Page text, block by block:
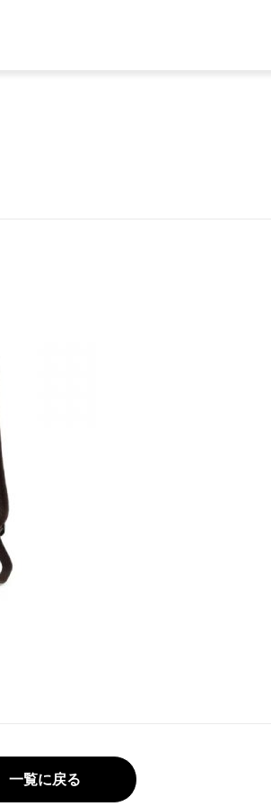
一覧に戻る